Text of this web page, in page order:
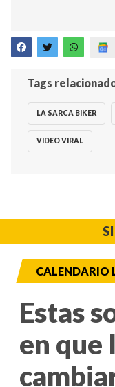
Tags
LA SARCA BIKER
VIDEO VIRAL
CALENDARIO
Estas
en que